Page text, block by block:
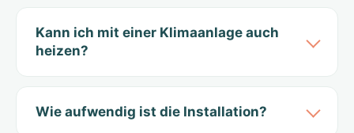
Kann ich mit einer Klimaanlage auch
heizen?
Wie aufwendig ist die Installation?